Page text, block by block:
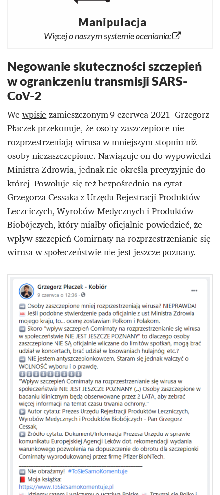
Manipulacja
Więcej o naszym systemie oceniania:
Negowanie skuteczności szczepień
w ograniczeniu transmisji SARS-
CoV-2
Wewpisiezamieszczonym 9 czerwca 2021 Grzegorz
Płaczek przekonuje, że osoby zaszczepione nie
rozprzestrzeniają wirusa w mniejszym stopniu niż
osoby niezaszczepione. Nawiązuje on do wypowiedzi
Ministra Zdrowia, jednak nie określa precyzyjnie do
której. Powołuje się też bezpośrednio na cytat
Grzegorza Cessaka z Urzędu Rejestracji Produktów
Leczniczych, Wyrobów Medycznych i Produktów
Biobójczych, który miałby oficjalnie powiedzieć, że
wpływ szczepień Comirnaty na rozprzestrzenianie się
wirusa w społeczeństwie nie jest jeszcze poznany.